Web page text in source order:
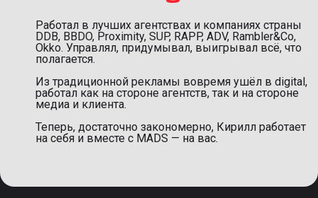
Работал в лучших агентствах и компаниях страны
DDB, BBDO, Proximity, SUP, RAPP, ADV, Rambler&Co,
Okko. Управлял, придумывал, выигрывал всё, что
полагается.
Из традиционной рекламы вовремя ушёл в digital,
работал как на стороне агентств, так и на стороне
медиа и клиента.
Теперь, достаточно закономерно, Кирилл работает
на себя и вместе с MADS — на вас.